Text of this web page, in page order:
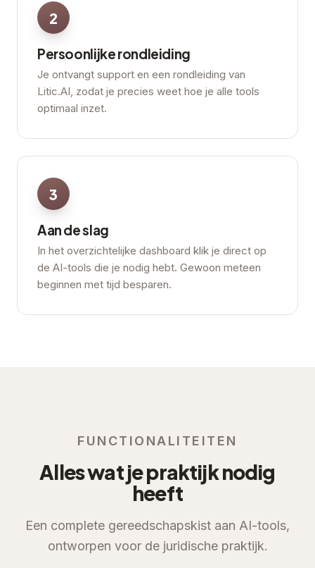
2
Persoonlijke rondleiding
Je ontvangt support en een rondleiding van
Litic.AI, zodat je precies weet hoe je alle tools
optimaal inzet.
3
Aan de slag
In het overzichtelijke dashboard klik je direct op
de AI-tools die je nodig hebt. Gewoon meteen
beginnen met tijd besparen.
FUNCTIONALITEITEN
Alles wat je praktijk nodig
heeft
Een complete gereedschapskist aan AI-tools,
ontworpen voor de juridische praktijk.